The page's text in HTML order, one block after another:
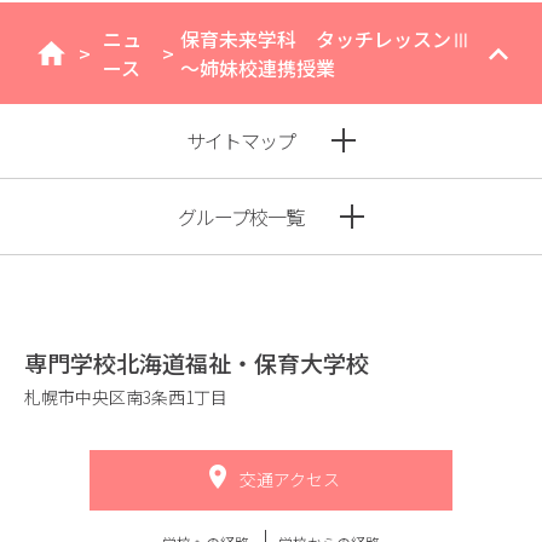
home
> ニュ
ース
> 保育未来学科 タッチレッスンⅢ
～姉妹校連携授業
サイトマップ
グループ校一覧
専門学校北海道福祉・保育大学校
札幌市中央区南3条西1丁目
交通アクセス